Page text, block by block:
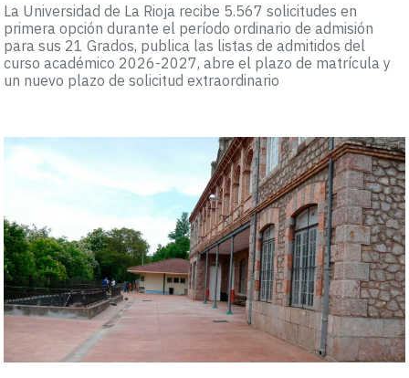
La Universidad de La Rioja recibe 5.567 solicitudes en
primera opción durante el período ordinario de admisión
para sus 21 Grados, publica las listas de admitidos del
curso académico 2026-2027, abre el plazo de matrícula y
un nuevo plazo de solicitud extraordinario